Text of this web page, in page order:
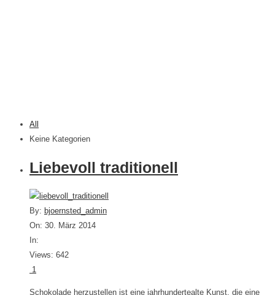
All
Keine Kategorien
Liebevoll traditionell
By: bjoernsted_admin
On: 30. März 2014
In:
Views: 642
1
Schokolade herzustellen ist eine jahrhundertealte Kunst, die eine